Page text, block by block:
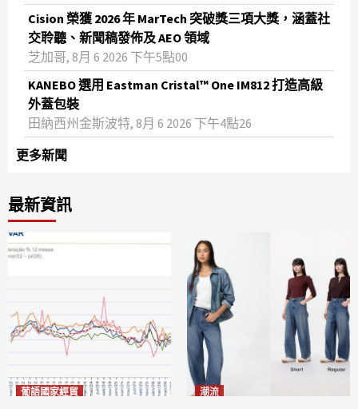
Cision 榮獲 2026 年 MarTech 突破獎三項大獎，涵蓋社
交聆聽、新聞稿發佈及 AEO 領域
芝加哥, 8月 6 2026 下午5點00
KANEBO 選用 Eastman Cristal™ One IM812 打造高級
外蓋包裝
田納西州金斯波特, 8月 6 2026 下午4點26
更多新聞
最新資訊
葡語國家經貿 潮流